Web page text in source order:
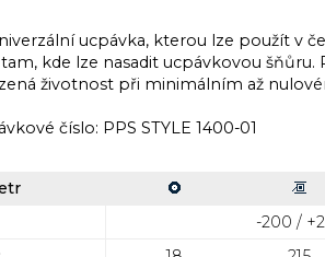
ucpávka, kterou lze použít v
kde lze nasadit ucpávkovou šňůru.
životnost při minimálním až
číslo: PPS STYLE 1400-01
-200 /